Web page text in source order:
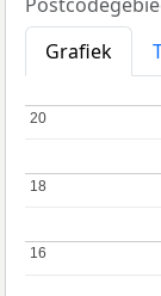
Grafiek
16
16
18
18
20
20